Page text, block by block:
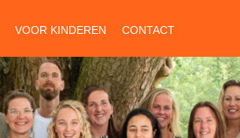
VOOR KINDEREN CONTACT